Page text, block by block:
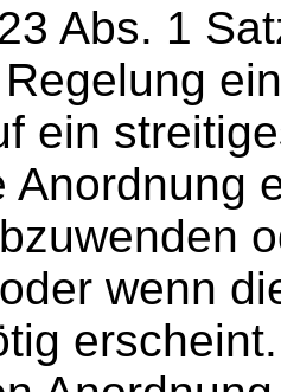
Abs. 1
ein
Anordnung
wenn